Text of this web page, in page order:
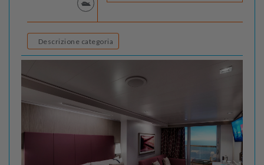
Descrizione categoria